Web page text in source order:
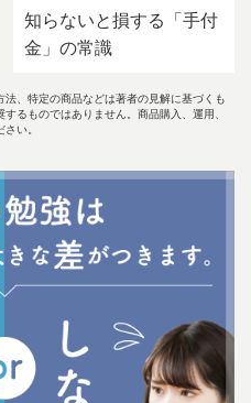
知らないと損する「手付
金」の常識
、特定の商品などは著者の見解に基づくも
るものではありません。商品購入、運用、
い。